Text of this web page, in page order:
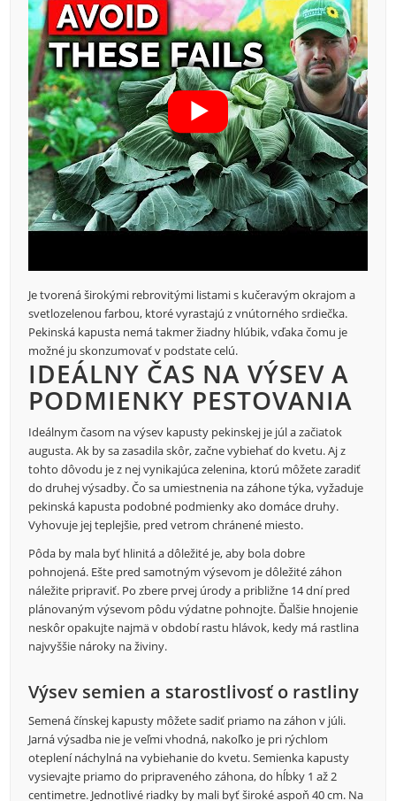
Je tvorená širokými rebrovitými listami s kučeravým okrajom a
svetlozelenou farbou, ktoré vyrastajú z vnútorného srdiečka.
Pekinská kapusta nemá takmer žiadny hlúbik, vďaka čomu je
možné ju skonzumovať v podstate celú.
IDEÁLNY ČAS NA VÝSEV A
PODMIENKY PESTOVANIA
Ideálnym časom na výsev kapusty pekinskej je júl a začiatok
augusta. Ak by sa zasadila skôr, začne vybiehať do kvetu. Aj z
tohto dôvodu je z nej vynikajúca zelenina, ktorú môžete zaradiť
do druhej výsadby. Čo sa umiestnenia na záhone týka, vyžaduje
pekinská kapusta podobné podmienky ako domáce druhy.
Vyhovuje jej teplejšie, pred vetrom chránené miesto.
Pôda by mala byť hlinitá a dôležité je, aby bola dobre
pohnojená. Ešte pred samotným výsevom je dôležité záhon
náležite pripraviť. Po zbere prvej úrody a približne 14 dní pred
plánovaným výsevom pôdu výdatne pohnojte. Ďalšie hnojenie
neskôr opakujte najmä v období rastu hlávok, kedy má rastlina
najvyššie nároky na živiny.
Výsev semien a starostlivosť o rastliny
Semená čínskej kapusty môžete sadiť priamo na záhon v júli.
Jarná výsadba nie je veľmi vhodná, nakoľko je pri rýchlom
oteplení náchylná na vybiehanie do kvetu. Semienka kapusty
vysievajte priamo do pripraveného záhona, do hĺbky 1 až 2
centimetre. Jednotlivé riadky by mali byť široké aspoň 40 cm. Na